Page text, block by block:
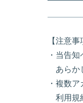
【注意事
・当告
あらか
・複数
利用規